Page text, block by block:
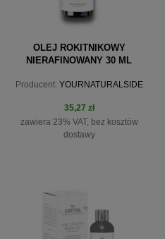
OLEJ ROKITNIKOWY
NIERAFINOWANY 30 ML
Producent: YOURNATURALSIDE
35,27 zł
zawiera 23% VAT, bez kosztów
dostawy
do koszyka